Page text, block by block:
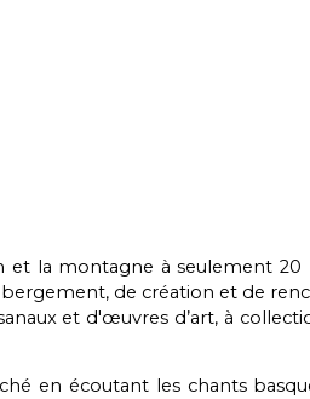
et la montagne à seulement
de création et de
et d'œuvres d’art, à
en écoutant les chants